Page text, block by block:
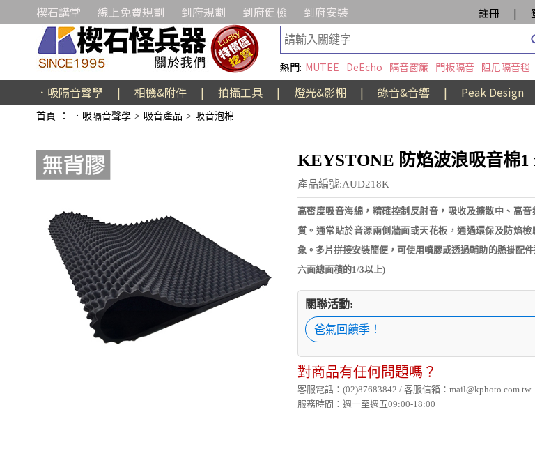
楔石講堂 線上免費規劃 到府規劃 到府健檢 到府安裝 註冊 |
熱門: MUTEE DeEcho 隔音窗簾 門板隔音 阻尼隔音毯
．吸隔音聲學 | 相機&附件 | 拍攝工具 | 燈光&影棚 | 錄音&音響 | Peak Design
首頁 ： ．吸隔音聲學 > 吸音產品 > 吸音泡棉
KEYSTONE 防焰波浪吸音棉1
產品編號:AUD218K
高密度吸音海綿，精確控制反射音，吸收及擴散中、高
質。通常貼於音源兩側牆面或天花板，通過環保及防焰
象。多片拼接安裝簡便，可使用噴膠或透過輔助的懸掛配
六面總面積的1/3以上)
關聯活動:
爸氣回饋季！
對商品有任何問題嗎？
客服電話：(02)87683842 / 客服信箱：mail@kphoto.com.tw
服務時間：週一至週五09:00-18:00